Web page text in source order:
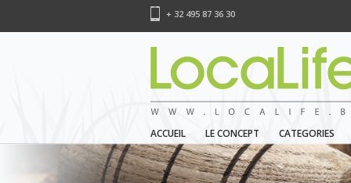
+ 32 495 87 36 30
ACCUEIL LE CONCEPT CATEGORIES